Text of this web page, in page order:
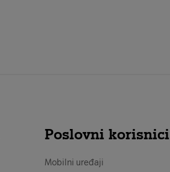
Poslovni korisnici
Mobilni uređaji